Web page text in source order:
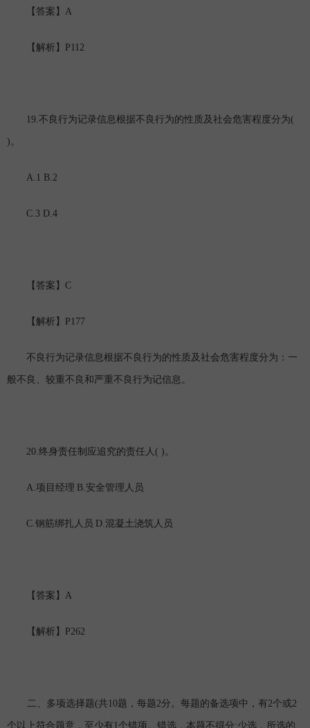
【答案】 A
【解析】 P112
19.不良行为记录信息根据不良行为的性质及社会危害程度分为(
)。
A.1 B.2
C.3 D.4
【答案】 C
【解析】 P177
不良行为记录信息根据不良行为的性质及社会危害程度分为：一
般不良、较重不良和严重不良行为记信息。
20.终身责任制应追究的责任人( )。
A.项目经理 B.安全管理人员
C.钢筋绑扎人员 D.混凝土浇筑人员
【答案】 A
【解析】 P262
二、多项选择题(共10题，每题2分。每题的备选项中，有 2个或2
1 ;